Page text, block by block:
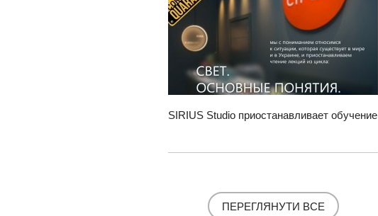
SIRIUS Studio приостанавливает обучение
ПЕРЕГЛЯНУТИ ВСЕ